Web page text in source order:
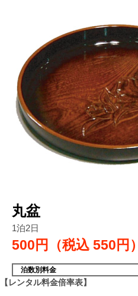
丸盆
1泊2日
500円（税込 550円）
泊数別料金
【レンタル料金倍率表】